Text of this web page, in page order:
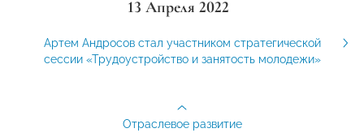
13 Апреля 2022
Артем Андросов стал участником стратегической
сессии «Трудоустройство и занятость молодежи»
Отраслевое развитие